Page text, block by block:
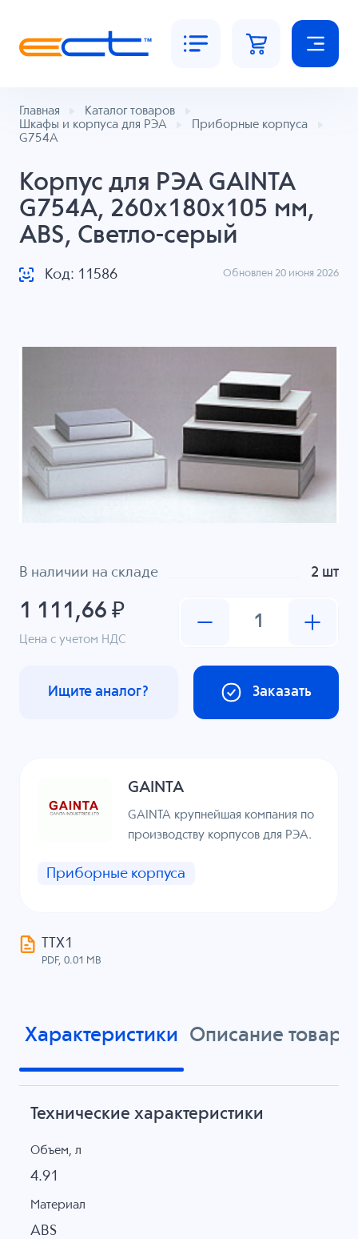
Главная
Каталог товаров
Шкафы и корпуса для РЭА
Приборные корпуса
G754A
Корпус для РЭА GAINTA
G754A, 260x180x105 мм,
ABS, Светло-серый
Код: 11586 Обновлен 20 июня 2026
В наличии на складе 2 шт
1 111,66 ₽
Цена с учетом НДС
Заказать
Ищите аналог?
GAINTA
GAINTA крупнейшая компания по
производству корпусов для РЭА.
Приборные корпуса
ТТХ1
PDF, 0.01 MB
Характеристики Описание товара
Технические характеристики
Объем, л
4.91
Материал
ABS